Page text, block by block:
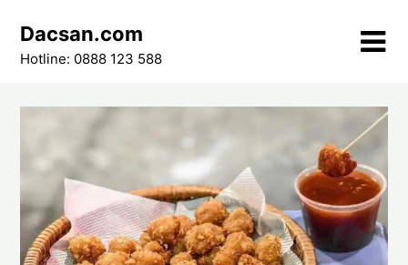
content
Dacsan.com
Hotline: 0888 123 588